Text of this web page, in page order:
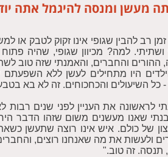
מעשן ומנסה להיגמל אתה
רב להבין שגופי אינו זקוק לטבק או
ושתיתי. למה? מכיוון שגופי, שהיה
ההורים והחברים, והאמנתי שזה טוב
היו מתחילים לעשן ללא
כל השיעולים והכחכוחים. זה לא בא
לראשונה את העניין לפני שנים
שאנו מעשנים משום שזהו הדבר
של כולם. איש אינו רוצה שתעשן
ולעשות את מה שאנחנו רוצים,
תנסה. זה טוב."